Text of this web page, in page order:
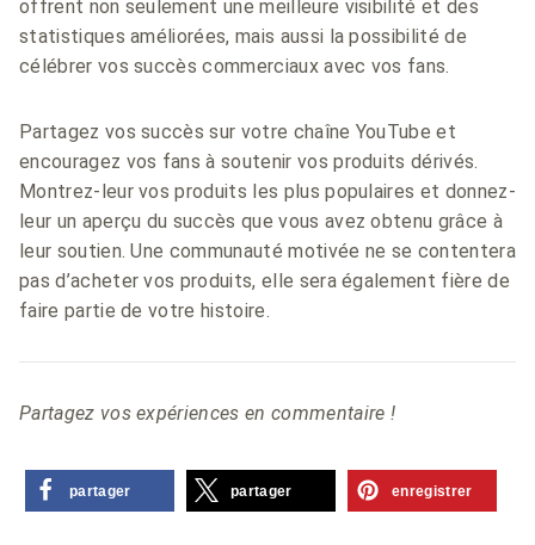
offrent non seulement une meilleure visibilité et des
statistiques améliorées, mais aussi la possibilité de
célébrer vos succès commerciaux avec vos fans.
Partagez vos succès sur votre chaîne YouTube et
encouragez vos fans à soutenir vos produits dérivés.
Montrez-leur vos produits les plus populaires et donnez-
leur un aperçu du succès que vous avez obtenu grâce à
leur soutien. Une communauté motivée ne se contentera
pas d’acheter vos produits, elle sera également fière de
faire partie de votre histoire.
Partagez vos expériences en commentaire !
partager partager enregistrer